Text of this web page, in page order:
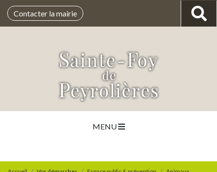
Contacter la mairie
MENU